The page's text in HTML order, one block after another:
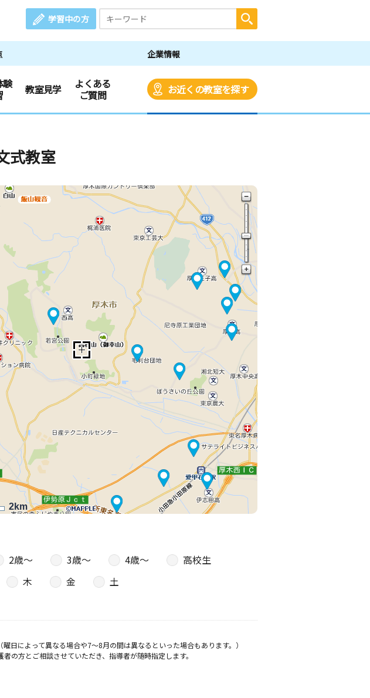
学習中の方
企業情報
験
教室見学
よくある
ご質問
お近くの教室を探す
式教室
2km
2歳〜 3歳〜 4歳〜
高校生
木 金
土
によって異なる場合や7～8月の間は異なるといった場合もあります。）
の方とご相談させていただき、指導者が随時指定します。